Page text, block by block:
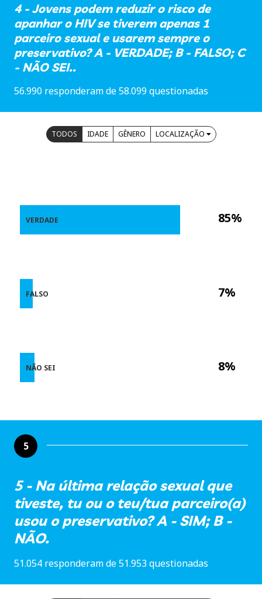
4 - Jovens podem reduzir o risco de
apanhar o HIV se tiverem apenas 1
parceiro sexual e usarem sempre o
preservativo? A - VERDADE; B - FALSO; C
- NÃO SEI..
56.990 responderam de 58.099 questionadas
TODOS IDADE GÊNERO LOCALIZAÇÃO
85%
7%
8%
VERDADE
FALSO
NÃO SEI
5
5 - Na última relação sexual que
tiveste, tu ou o teu/tua parceiro(a)
usou o preservativo? A - SIM; B -
NÃO.
51.054 responderam de 51.953 questionadas